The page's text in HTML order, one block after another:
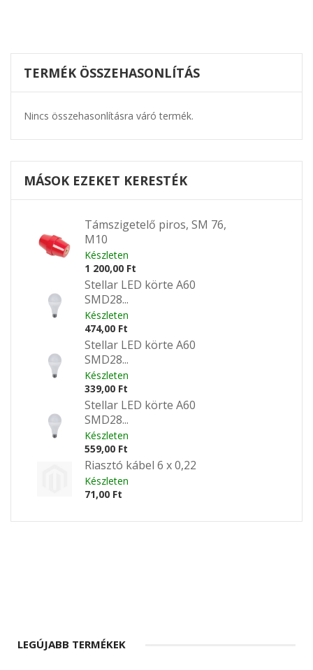
TERMÉK ÖSSZEHASONLÍTÁS
Nincs összehasonlításra váró termék.
MÁSOK EZEKET KERESTÉK
Támszigetelő piros, SM 76,
M10
Készleten
1 200,00 Ft
Stellar LED körte A60
SMD28...
Készleten
474,00 Ft
Stellar LED körte A60
SMD28...
Készleten
339,00 Ft
Stellar LED körte A60
SMD28...
Készleten
559,00 Ft
Riasztó kábel 6 x 0,22
Készleten
71,00 Ft
LEGÚJABB TERMÉKEK